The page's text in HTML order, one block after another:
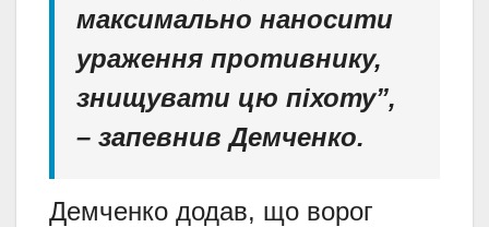
максимально наносити
ураження противнику,
знищувати цю піхоту”,
– запевнив Демченко.
Демченко додав, що ворог